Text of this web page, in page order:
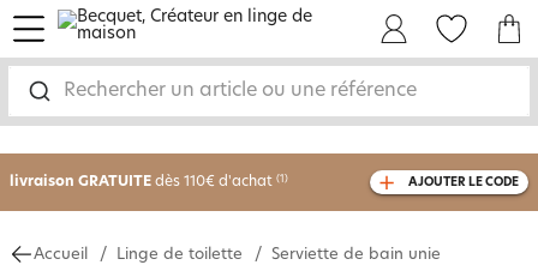
Rechercher un article ou une référence
menu
-30% sur votre commandedès 2 articles
achetés
AJOUTER LE CODE
Accueil Linge de toilette Serviette de bain unie